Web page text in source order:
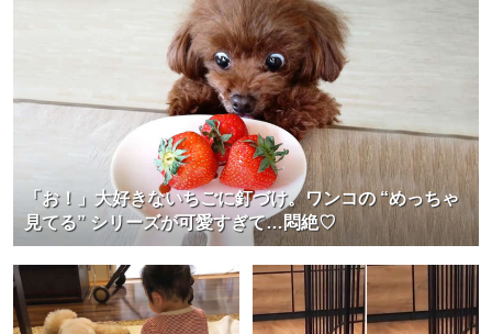
「お！」大好きないちごに釘づけ。ワンコの “めっちゃ
見てる” シリーズが可愛すぎて…悶絶♡